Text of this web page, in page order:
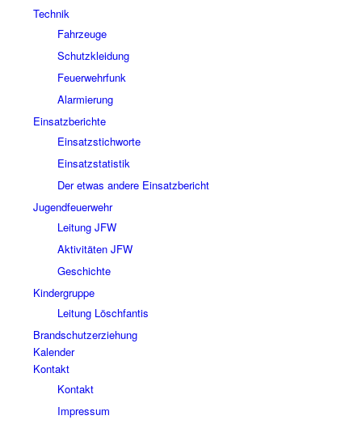
Technik
Fahrzeuge
Schutzkleidung
Feuerwehrfunk
Alarmierung
Einsatzberichte
Einsatzstichworte
Einsatzstatistik
Der etwas andere Einsatzbericht
Jugendfeuerwehr
Leitung JFW
Aktivitäten JFW
Geschichte
Kindergruppe
Leitung Löschfantis
Brandschutzerziehung
Kalender
Kontakt
Kontakt
Impressum